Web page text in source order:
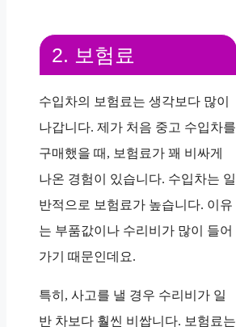
2. 보험료
수입차의 보험료는 생각보다 많이
나갑니다. 제가 처음 중고 수입차를
구매했을 때, 보험료가 꽤 비싸게
나온 경험이 있습니다. 수입차는 일
반적으로 보험료가 높습니다. 이유
는 부품값이나 수리비가 많이 들어
가기 때문인데요.
특히, 사고를 낼 경우 수리비가 일
반 차보다 훨씬 비쌉니다. 보험료는